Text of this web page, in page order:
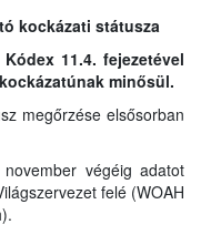
kockázati státusza
11.4. fejezetével
minősül.
megőrzése elsősorban
végéig adatot
felé (WOAH